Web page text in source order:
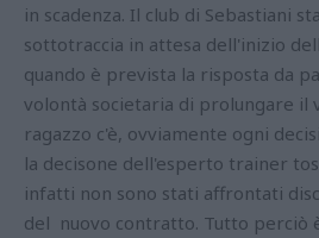
in scadenza. Il club di Sebastiani
sottotraccia in attesa dell'inizio
quando è prevista la risposta da
volontà societaria di prolungare il
ragazzo c'è, ovviamente ogni
la decisone dell'esperto trainer
infatti non sono stati affrontati
del nuovo contratto. Tutto perciò